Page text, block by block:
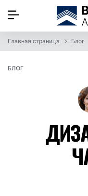
Главная страница Блог
БЛОГ